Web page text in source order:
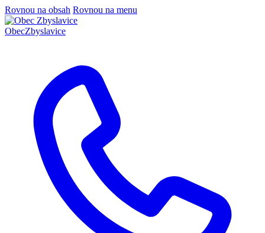
Rovnou na obsah Rovnou na menu
ObecZbyslavice